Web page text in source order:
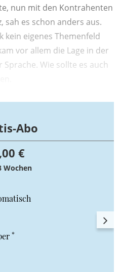
nun mit den Kontrahenten
sah es schon anders aus.
kein eigenes Themenfeld
vor allem die Lage in der
Wie sollte es auch
Abo
€
Wochen
*